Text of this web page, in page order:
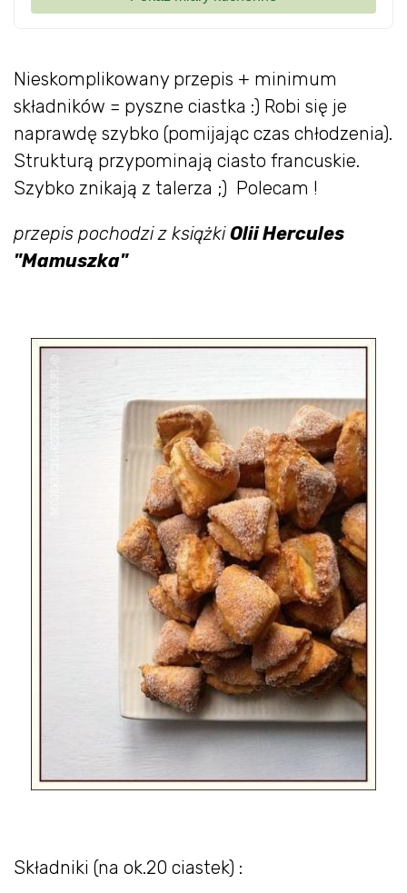
Nieskomplikowany przepis + minimum
składników = pyszne ciastka :) Robi się je
naprawdę szybko (pomijając czas chłodzenia).
Strukturą przypominają ciasto francuskie.
Szybko znikają z talerza ;) Polecam !
przepis pochodzi z książkiOlii Hercules
"Mamuszka"
Składniki (na ok.20 ciastek) :